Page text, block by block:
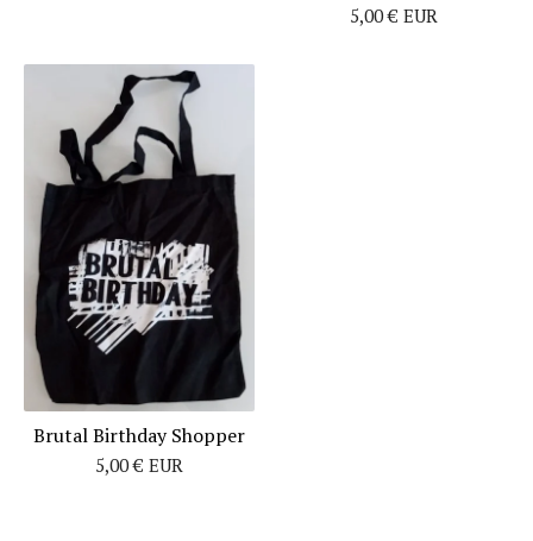
5,00€ EUR
Brutal Birthday Shopper
5,00€ EUR